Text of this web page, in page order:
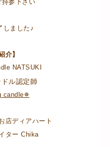
持参下さい
しました♪
介】
NATSUKI
ル認定師
candle✵
店ディアハート
ター Chika